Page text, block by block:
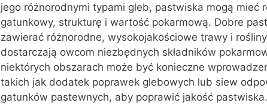
jego różnorodnymi typami gleb, pastwiska mogą mieć
gatunkowy, strukturę i wartość pokarmową. Dobre
zawierać różnorodne, wysokojakościowe trawy i
dostarczają owcom niezbędnych składników
niektórych obszarach może być konieczne
takich jak dodatek poprawek glebowych lub siew
gatunków pastewnych, aby poprawić jakość pastwiska.